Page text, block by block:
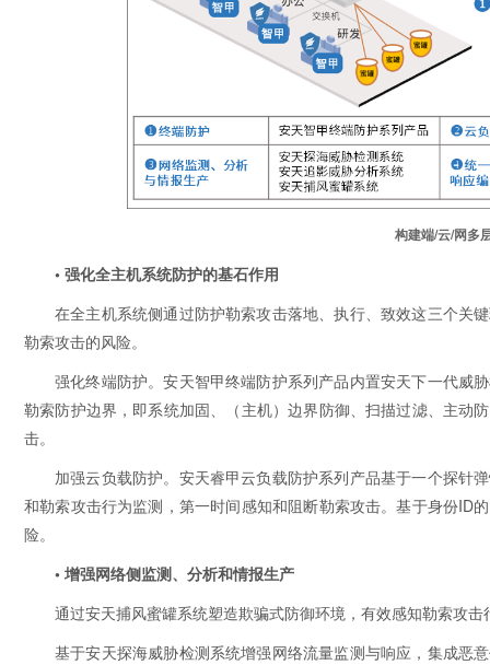
构建端/云/网多
• 强化全主机系统防护的基石作用
在全主机系统侧通过防护勒索攻击落地、执行、致效这三个关
勒索攻击的风险。
强化终端防护。安天智甲终端防护系列产品内置安天下一代威
勒索防护边界，即系统加固、（主机）边界防御、扫描过滤、主动
击。
加强云负载防护。安天睿甲云负载防护系列产品基于一个探针
和勒索攻击行为监测，第一时间感知和阻断勒索攻击。基于身份ID
险。
• 增强网络侧监测、分析和情报生产
通过安天捕风蜜罐系统塑造欺骗式防御环境，有效感知勒索攻
基于安天探海威胁检测系统增强网络流量监测与响应，集成恶